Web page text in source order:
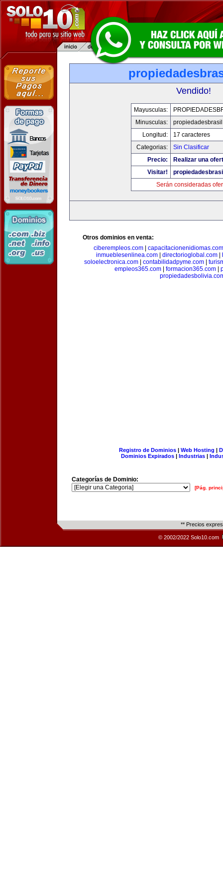
Vendido!
Mayusculas:
Minusculas:
Longitud:
17 caracteres
Categorias:
Sin Clasificar
Precio:
Realizar una
Visitar!
Serán consideradas
Otros dominios en venta:
ciberempleos.com| capacitacionenidiomas.com
inmueblesenlinea.com| directorioglobal.com|
soloelectronica.com
contabilidadpyme.com
empleos365.com
formacion365.com
Registro de Dominios| Web Hosting |
Dominios Expirados | Industrias |
Categorías de Dominio:
[Pág.
** Precios
© 2002/2022 Solo10.com